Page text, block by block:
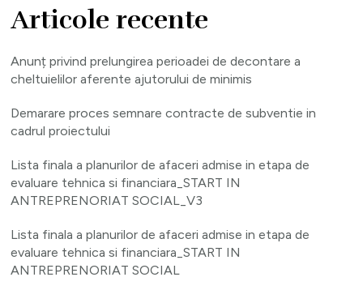
Articole recente
Anunț privind prelungirea perioadei de decontare a
cheltuielilor aferente ajutorului de minimis
Demarare proces semnare contracte de subventie in
cadrul proiectului
Lista finala a planurilor de afaceri admise in etapa de
evaluare tehnica si financiara_START IN
ANTREPRENORIAT SOCIAL_V3
Lista finala a planurilor de afaceri admise in etapa de
evaluare tehnica si financiara_START IN
ANTREPRENORIAT SOCIAL